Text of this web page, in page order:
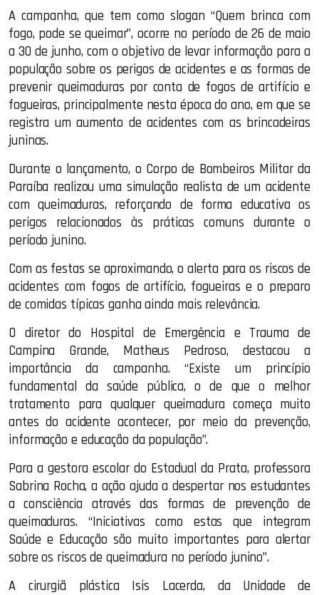
A campanha, que tem como slogan “Quem brinca com
fogo, pode se queimar”, ocorre no período de 26 de maio
a 30 de junho, com o objetivo de levar informação para a
população sobre os perigos de acidentes e as formas de
prevenir queimaduras por conta de fogos de artifício e
fogueiras, principalmente nesta época do ano, em que se
registra um aumento de acidentes com as brincadeiras
juninas.
Durante o lançamento, o Corpo de Bombeiros Militar da
Paraíba realizou uma simulação realista de um acidente
com queimaduras, reforçando de forma educativa os
perigos relacionados às práticas comuns durante o
período junino.
Com as festas se aproximando, o alerta para os riscos de
acidentes com fogos de artifício, fogueiras e o preparo
de comidas típicas ganha ainda mais relevância.
O diretor do Hospital de Emergência e Trauma de
Campina Grande, Matheus Pedroso, destacou a
importância da campanha. “Existe um princípio
fundamental da saúde pública, o de que o melhor
tratamento para qualquer queimadura começa muito
antes do acidente acontecer, por meio da prevenção,
informação e educação da população”.
Para a gestora escolar do Estadual da Prata, professora
Sabrina Rocha, a ação ajuda a despertar nos estudantes
a consciência através das formas de prevenção de
queimaduras. “Iniciativas como estas que integram
Saúde e Educação são muito importantes para alertar
sobre os riscos de queimadura no período junino”.
A cirurgiã plástica Isis Lacerda, da Unidade de